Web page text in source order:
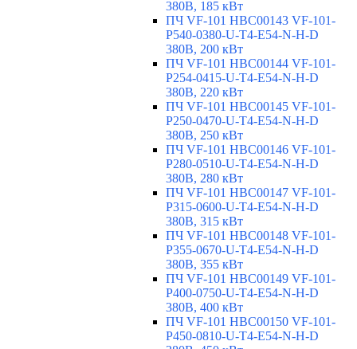
380В, 185 кВт
ПЧ VF-101 HBC00143 VF-101-
P540-0380-U-T4-E54-N-H-D
380В, 200 кВт
ПЧ VF-101 HBC00144 VF-101-
P254-0415-U-T4-E54-N-H-D
380В, 220 кВт
ПЧ VF-101 HBC00145 VF-101-
P250-0470-U-T4-E54-N-H-D
380В, 250 кВт
ПЧ VF-101 HBC00146 VF-101-
P280-0510-U-T4-E54-N-H-D
380В, 280 кВт
ПЧ VF-101 HBC00147 VF-101-
P315-0600-U-T4-E54-N-H-D
380В, 315 кВт
ПЧ VF-101 HBC00148 VF-101-
P355-0670-U-T4-E54-N-H-D
380В, 355 кВт
ПЧ VF-101 HBC00149 VF-101-
P400-0750-U-T4-E54-N-H-D
380В, 400 кВт
ПЧ VF-101 HBC00150 VF-101-
P450-0810-U-T4-E54-N-H-D